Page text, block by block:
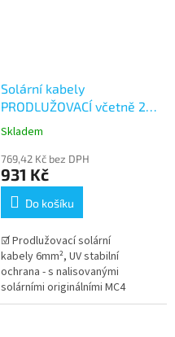
Solární kabely
PRODLUŽOVACÍ včetně 2
párů konektorů MC4 -
Skladem
769,42 Kč bez DPH
931 Kč
Do košíku
☑ Prodlužovací solární
kabely 6mm², UV stabilní
ochrana - s nalisovanými
solárními originálními MC4
konektory Stäubli . Dlouhá